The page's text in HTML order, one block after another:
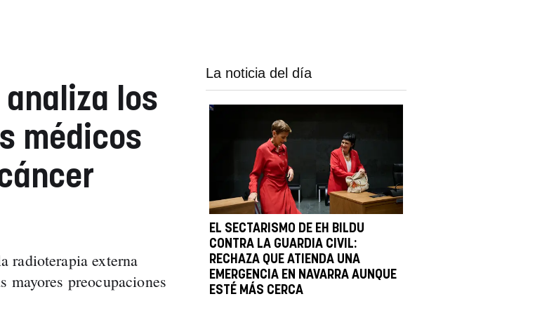
los
médicos
radioterapia externa
preocupaciones
La noticia del día
EL SECTARISMO DE EH BILDU
CONTRA LA GUARDIA CIVIL:
RECHAZA QUE ATIENDA UNA
EMERGENCIA EN NAVARRA AUNQUE
ESTÉ MÁS CERCA